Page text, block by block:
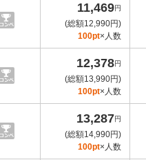
11,469円
(総額12,990円)
100pt×人数
12,378円
(総額13,990円)
100pt×人数
13,287円
(総額14,990円)
100pt×人数